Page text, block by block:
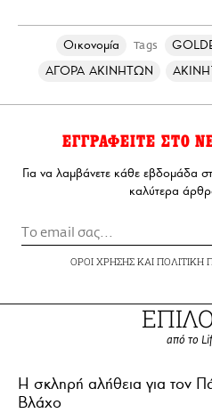
Οικονομία Tags
ΑΓΟΡΑ ΑΚΙΝΗΤΩΝ
ΕΓΓΡΑΦΕΙΤΕ ΣΤΟ
Για να λαμβάνετε κάθε εβδομάδα
καλύτερα
ΟΡΟΙ ΧΡΗΣΗΣΚΑΙ ΠΟΛΙΤΙΚΗ
από το
H σκληρή αλήθεια για τον
Βλάχο